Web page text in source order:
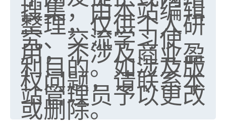
搜集，由本站编辑
整理，仅供个人研
究、交流学习使
用，不涉及商业盈
利目的。如涉及版
权问题，请联系本
站管理员予以更改
或删除。